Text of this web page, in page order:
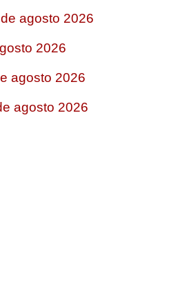
agosto 2026
2026
agosto 2026
agosto 2026